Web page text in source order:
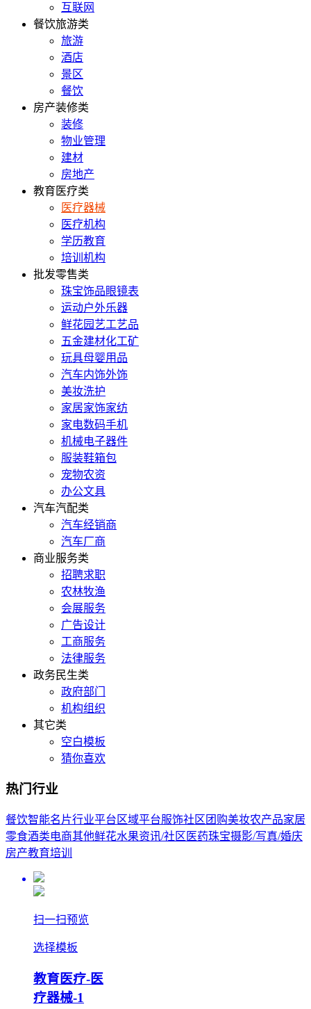
互联网
餐饮旅游类
旅游
酒店
景区
餐饮
房产装修类
装修
物业管理
建材
房地产
教育医疗类
医疗器械
医疗机构
学历教育
培训机构
批发零售类
珠宝饰品眼镜表
运动户外乐器
鲜花园艺工艺品
五金建材化工矿
玩具母婴用品
汽车内饰外饰
美妆洗护
家居家饰家纺
家电数码手机
机械电子器件
服装鞋箱包
宠物农资
办公文具
汽车汽配类
汽车经销商
汽车厂商
商业服务类
招聘求职
农林牧渔
会展服务
广告设计
工商服务
法律服务
政务民生类
政府部门
机构组织
其它类
空白模板
猜你喜欢
热门行业
餐饮智能名片行业平台 区域平台服饰社区团购美妆农产品家居
零食酒类电商其他鲜花水果资讯/社区 医药珠宝摄影/写真/婚庆
房产教育培训
扫一扫预览
选择模板
教育医疗-医
疗器械-1